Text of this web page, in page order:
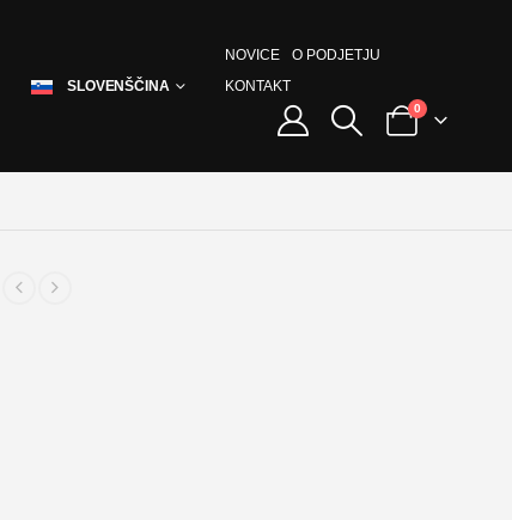
SLOVENŠČINA
NOVICE
O PODJETJU
KONTAKT
0